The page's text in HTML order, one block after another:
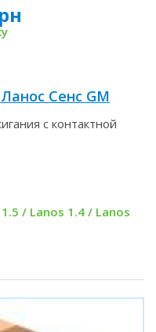
Сенс GM
с контактной
/ Lanos 1.4 / Lanos